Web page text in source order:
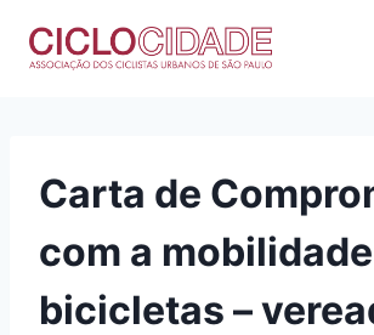
para
Carta de
com a
bicicletas –